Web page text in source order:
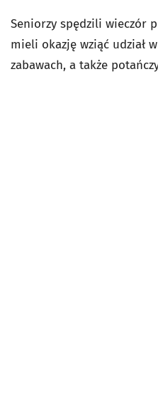
Seniorzy spędzili wieczór
mieli okazję wziąć udział
zabawach, a także